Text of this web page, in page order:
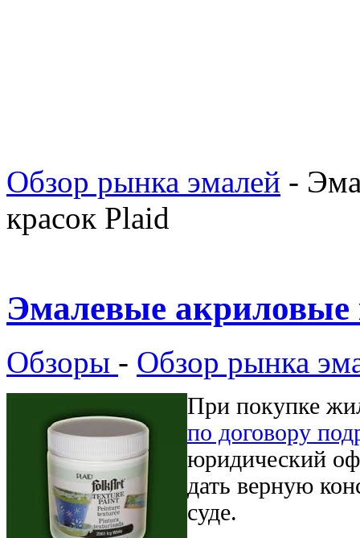
Обзор рынка эмалей -
красок Plaid
Эмалевые акриловые
Обзоры - Обзор рынка
При покупке
по договору
юридический
дать верную
суде.